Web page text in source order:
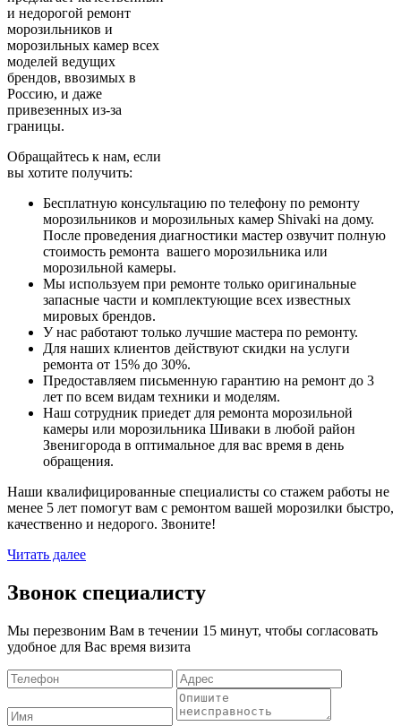
и недорогой ремонт
морозильников и
морозильных камер всех
моделей ведущих
брендов, ввозимых в
Россию, и даже
привезенных из-за
границы.
Обращайтесь к нам, если
вы хотите получить:
Бесплатную консультацию по телефону по ремонту
морозильников и морозильных камер Shivaki на дому.
После проведения диагностики мастер озвучит полную
стоимость ремонта вашего морозильника или
морозильной камеры.
Мы используем при ремонте только оригинальные
запасные части и комплектующие всех известных
мировых брендов.
У нас работают только лучшие мастера по ремонту.
Для наших клиентов действуют скидки на услуги
ремонта от 15% до 30%.
Предоставляем письменную гарантию на ремонт до 3
лет по всем видам техники и моделям.
Наш сотрудник приедет для ремонта морозильной
камеры или морозильника Шиваки в любой район
Звенигорода в оптимальное для вас время в день
обращения.
Наши квалифицированные специалисты со стажем работы не
менее 5 лет помогут вам с ремонтом вашей морозилки быстро,
качественно и недорого. Звоните!
Читать далее
Звонок специалисту
Мы перезвоним Вам в течении 15 минут, чтобы согласовать
удобное для Вас время визита